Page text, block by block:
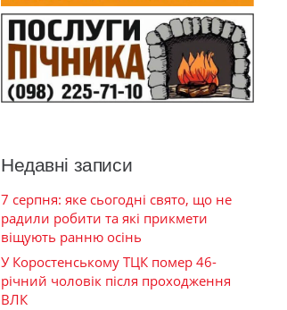
Недавні записи
7 серпня: яке сьогодні свято, що не
радили робити та які прикмети
віщують ранню осінь
У Коростенському ТЦК помер 46-
річний чоловік після проходження
ВЛК